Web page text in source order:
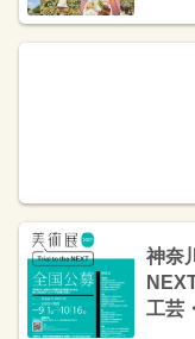
ット
神奈
工芸